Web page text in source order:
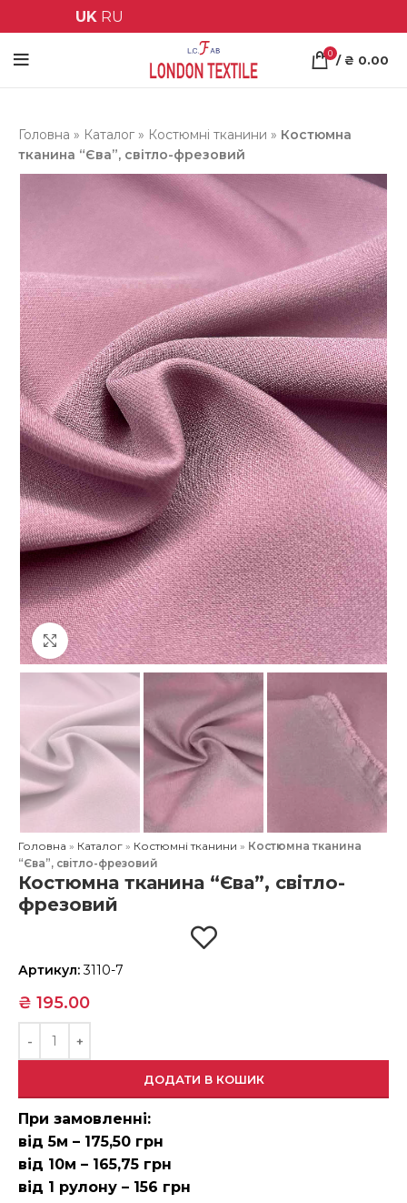
UK RU
0 / ₴ 0.00
Головна » Каталог » Костюмні тканини » Костюмна
тканина “Єва”, світло-фрезовий
Клацніть, щоб збільшити
Головна » Каталог » Костюмні тканини » Костюмна тканина
“Єва”, світло-фрезовий
Костюмна тканина “Єва”, світло-
фрезовий
Артикул:3110-7
₴ 195.00
ДОДАТИ В КОШИК
При замовленні:
від 5м – 175,50 грн
від 10м – 165,75 грн
від 1 рулону – 156 грн